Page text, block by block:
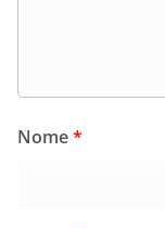
Nome*